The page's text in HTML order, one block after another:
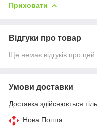
Приховати
Відгуки про товар
Ще немає відгуків про цей
Умови доставки
Доставка здійснюється
Нова Пошта